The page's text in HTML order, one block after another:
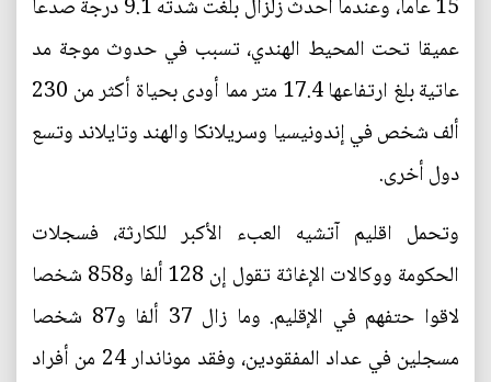
15 عاما، وعندما أحدث زلزال بلغت شدته 9.1 درجة صدعا
عميقا تحت المحيط الهندي، تسبب في حدوث موجة مد
عاتية بلغ ارتفاعها 17.4 متر مما أودى بحياة أكثر من 230
ألف شخص في إندونيسيا وسريلانكا والهند وتايلاند وتسع
دول أخرى.
وتحمل اقليم آتشيه العبء الأكبر للكارثة، فسجلات
الحكومة ووكالات الإغاثة تقول إن 128 ألفا و858 شخصا
لاقوا حتفهم في الإقليم. وما زال 37 ألفا و87 شخصا
مسجلين في عداد المفقودين، وفقد موناندار 24 من أفراد